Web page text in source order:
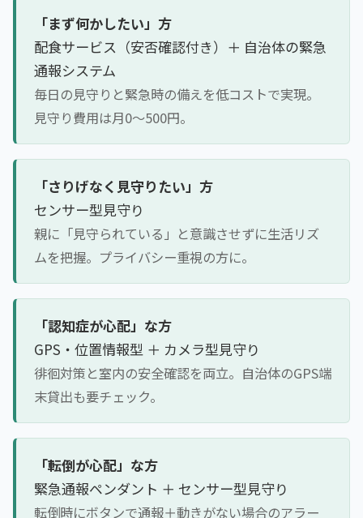
「まず何かしたい」方
配食サービス（安否確認付き）＋ 自治体の緊急
通報システム
毎日の見守りと緊急時の備えを低コストで実現。
見守り費用は月0〜500円。
「さりげなく見守りたい」方
センサー型見守り
親に「見守られている」と意識させずに生活リズ
ムを把握。プライバシー重視の方に。
「認知症が心配」な方
GPS・位置情報型 ＋ カメラ型見守り
徘徊対策と室内の安全確認を両立。自治体のGPS端
末貸出も要チェック。
「転倒が心配」な方
緊急通報ペンダント ＋ センサー型見守り
転倒時にボタンで通報＋動きがない場合のアラー